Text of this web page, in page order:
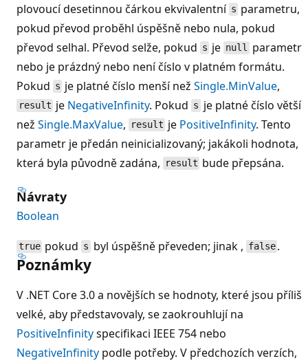
plovoucí desetinnou čárkou ekvivalentní s parametru,
pokud převod proběhl úspěšně nebo nula, pokud
převod selhal. Převod selže, pokud s je null parametr
nebo je prázdný nebo není číslo v platném formátu.
Pokud s je platné číslo menší nežSingle.MinValue,
result je NegativeInfinity. Pokud s je platné číslo větší
než Single.MaxValue, result je PositiveInfinity. Tento
parametr je předán neinicializovaný; jakákoli hodnota,
která byla původně zadána,
result bude přepsána.
Návraty
Boolean
true pokud s byl úspěšně převeden; jinak , false .
Poznámky
V .NET Core 3.0 a novějších se hodnoty, které jsou příliš
velké, aby představovaly, se zaokrouhlují na
PositiveInfinityspecifikaci IEEE 754 nebo
NegativeInfinity podle potřeby. V předchozích verzích,